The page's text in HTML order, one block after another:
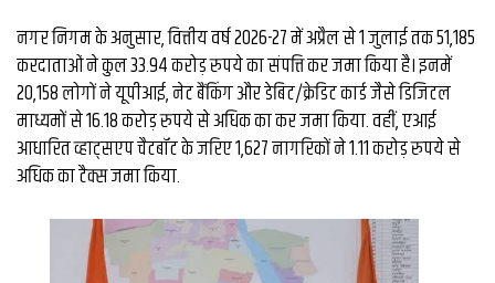
व्यापार
मौसम
देश
नगर निगम के अनुसार, वित्तीय वर्ष 2026-27 में अप्रैल से 1 जुलाई तक 51,185
करदाताओं ने कुल 33.94 करोड़ रुपये का संपत्ति कर जमा किया है। इनमें
20,158 लोगों ने यूपीआई, नेट बैंकिंग और डेबिट/क्रेडिट कार्ड जैसे डिजिटल
माध्यमों से 16.18 करोड़ रुपये से अधिक का कर जमा किया. वहीं, एआई
आधारित व्हाट्सएप चैटबॉट के जरिए 1,627 नागरिकों ने 1.11 करोड़ रुपये से
अधिक का टैक्स जमा किया.